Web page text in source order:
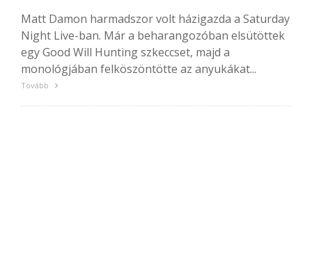
Matt Damon harmadszor volt házigazda a Saturday
Night Live-ban. Már a beharangozóban elsütöttek
egy Good Will Hunting szkeccset, majd a
monológjában felköszöntötte az anyukákat...
Tovább